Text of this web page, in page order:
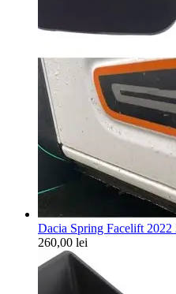
Dacia Spring Facelift
260,00 lei